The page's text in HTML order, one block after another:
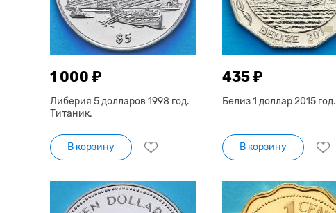
1 000 ₽
Либерия 5 долларов 1998 год.
Титаник.
В корзину
435 ₽
Белиз 1 доллар 2015 год.
В корзину